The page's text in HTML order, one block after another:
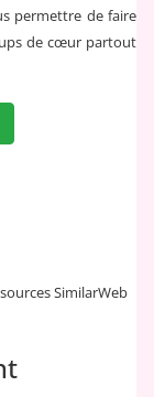
permettre de faire
de cœur partout
SimilarWeb